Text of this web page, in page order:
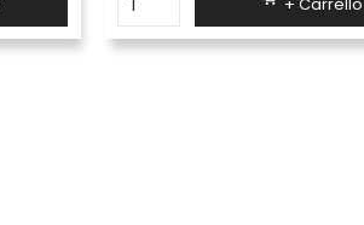
+ Carrello